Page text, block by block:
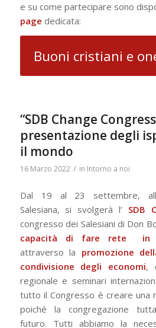
e su come partecipare sono
page dedicata:
Buoni cristiani e
“SDB Change
presentazione degli
il mondo
16 Marzo 2022 / in Intorno a noi
Dal 19 al 23 settembre,
Salesiana, si svolgerà l’ SDB
congresso dei Salesiani di Don
capacità di fare rete in
attraverso la promozione
condivisione degli economi,
regionale e seminari
tutto il Congresso è creare una
poiché la congregazione
futuro. Tutti abbiamo la